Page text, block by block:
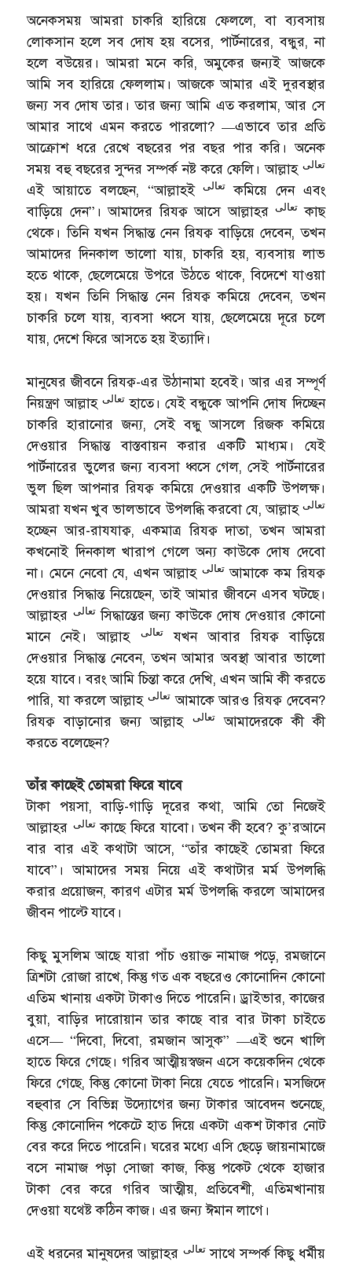
অনেকসময় আমরা চাকরি হারিয়ে ফেললে, বা ব্যবসায়
লোকসান হলে সব দোষ হয় বসের, পার্টনারের, বন্ধুর, না
হলে বউয়ের। আমরা মনে করি, অমুকের জন্যই আজকে
আমি সব হারিয়ে ফেললাম। আজকে আমার এই দুরবস্থার
জন্য সব দোষ তার। তার জন্য আমি এত করলাম, আর সে
আমার সাথে এমন করতে পারলো? —এভাবে তার প্রতি
আক্রোশ ধরে রেখে বছরের পর বছর পার করি। অনেক
সময় বহু বছরের সুন্দর সম্পর্ক নষ্ট করে ফেলি। আল্লাহ تعالى
এই আয়াতে বলছেন, “আল্লাহইتعالى কমিয়ে দেন এবং
বাড়িয়ে দেন”। আমাদের রিযক্ব আসে আল্লাহরتعالى কাছ
থেকে। তিনি যখন সিদ্ধান্ত নেন রিযক্ব বাড়িয়ে দেবেন, তখন
আমাদের দিনকাল ভালো যায়, চাকরি হয়, ব্যবসায় লাভ
হতে থাকে, ছেলেমেয়ে উপরে উঠতে থাকে, বিদেশে যাওয়া
হয়। যখন তিনি সিদ্ধান্ত নেন রিযক্ব কমিয়ে দেবেন, তখন
চাকরি চলে যায়, ব্যবসা ধ্বসে যায়, ছেলেমেয়ে দূরে চলে
যায়, দেশে ফিরে আসতে হয় ইত্যাদি।
মানুষের জীবনে রিযক্ব-এর উঠানামা হবেই। আর এর সম্পূর্ণ
নিয়ন্ত্রণ আল্লাহ تعالىহাতে। যেই বন্ধুকে আপনি দোষ দিচ্ছেন
চাকরি হারানোর জন্য, সেই বন্ধু আসলে রিজক কমিয়ে
দেওয়ার সিদ্ধান্ত বাস্তবায়ন করার একটি মাধ্যম। যেই
পার্টনারের ভুলের জন্য ব্যবসা ধ্বসে গেল, সেই পার্টনারের
ভুল ছিল আপনার রিযক্ব কমিয়ে দেওয়ার একটি উপলক্ষ।
আমরা যখন খুব ভালভাবে উপলব্ধি করবো যে, আল্লাহ تعالى
হচ্ছেন আর-রাযযাক্ব, একমাত্র রিযক্ব দাতা, তখন আমরা
কখনোই দিনকাল খারাপ গেলে অন্য কাউকে দোষ দেবো
না। মেনে নেবো যে, এখন আল্লাহ تعالىআমাকে কম রিযক্ব
দেওয়ার সিদ্ধান্ত নিয়েছেন, তাই আমার জীবনে এসব ঘটছে।
আল্লাহর تعالىসিদ্ধান্তের জন্য কাউকে দোষ দেওয়ার কোনো
মানে নেই। আল্লাহ
تعالىযখন আবার রিযক্ব বাড়িয়ে
দেওয়ার সিদ্ধান্ত নেবেন, তখন আমার অবস্থা আবার ভালো
হয়ে যাবে। বরং আমি চিন্তা করে দেখি, এখন আমি কী করতে
পারি, যা করলে আল্লাহ تعالى আমাকে আরও রিযক্ব দেবেন?
রিযক্ব বাড়ানোর জন্য আল্লাহ
تعالىআমাদেরকে কী কী
করতে বলেছেন?
তাঁর কাছেই তোমরা ফিরে যাবে
টাকা পয়সা, বাড়ি-গাড়ি দূরের কথা, আমি তো নিজেই
আল্লাহর تعالىকাছে ফিরে যাবো। তখন কী হবে? কু’রআনে
বার বার এই কথাটা আসে, “তাঁর কাছেই তোমরা ফিরে
যাবে”। আমাদের সময় নিয়ে এই কথাটার মর্ম উপলব্ধি
করার প্রয়োজন, কারণ এটার মর্ম উপলব্ধি করলে আমাদের
জীবন পাল্টে যাবে।
কিছু মুসলিম আছে যারা পাঁচ ওয়াক্ত নামাজ পড়ে, রমজানে
ত্রিশটা রোজা রাখে, কিন্তু গত এক বছরেও কোনোদিন কোনো
এতিম খানায় একটা টাকাও দিতে পারেনি। ড্রাইভার, কাজের
বুয়া, বাড়ির দারোয়ান তার কাছে বার বার টাকা চাইতে
এসে— “দিবো, দিবো, রমজান আসুক” —এই শুনে খালি
হাতে ফিরে গেছে। গরিব আত্মীয়স্বজন এসে কয়েকদিন থেকে
ফিরে গেছে, কিন্তু কোনো টাকা নিয়ে যেতে পারেনি। মসজিদে
বহুবার সে বিভিন্ন উদ্যোগের জন্য টাকার আবেদন শুনেছে,
কিন্তু কোনোদিন পকেটে হাত দিয়ে একটা একশ টাকার নোট
বের করে দিতে পারেনি। ঘরের মধ্যে এসি ছেড়ে জায়নামাজে
বসে নামাজ পড়া সোজা কাজ, কিন্তু পকেট থেকে হাজার
টাকা বের করে গরিব আত্মীয়, প্রতিবেশী, এতিমখানায়
দেওয়া যথেষ্ট কঠিন কাজ। এর জন্য ঈমান লাগে।
এই ধরনের মানুষদের আল্লাহর تعالىসাথে সম্পর্ক কিছু ধর্মীয়